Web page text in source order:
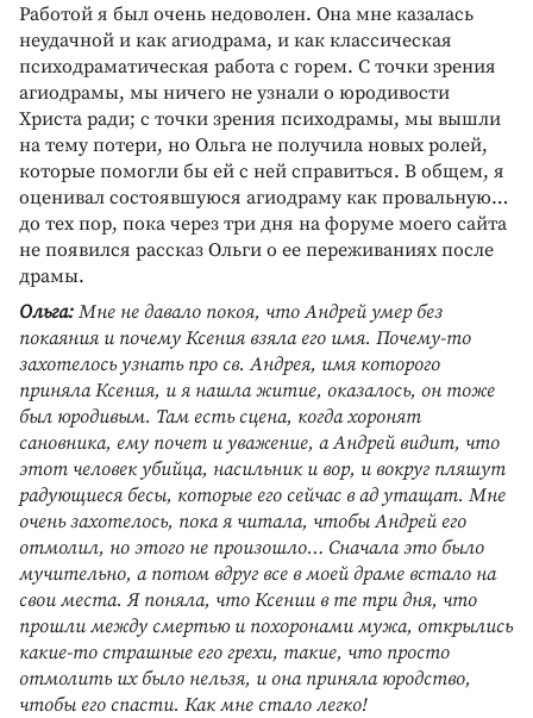
Работой я был очень недоволен. Она мне казалась
неудачной и как агиодрама, и как классическая
психодраматическая работа с горем. С точки зрения
агиодрамы, мы ничего не узнали о юродивости
Христа ради; с точки зрения психодрамы, мы вышли
на тему потери, но Ольга не получила новых ролей,
которые помогли бы ей с ней справиться. В общем, я
оценивал состоявшуюся агиодраму как провальную…
до тех пор, пока через три дня на форуме моего сайта
не появился рассказ Ольги о ее переживаниях после
драмы.
Ольга: Мне не давало покоя, что Андрей умер без
покаяния и почему Ксения взяла его имя. Почему-то
захотелось узнать про св. Андрея, имя которого
приняла Ксения, и я нашла житие, оказалось, он тоже
был юродивым. Там есть сцена, когда хоронят
сановника, ему почет и уважение, а Андрей видит, что
этот человек убийца, насильник и вор, и вокруг пляшут
радующиеся бесы, которые его сейчас в ад утащат. Мне
очень захотелось, пока я читала, чтобы Андрей его
отмолил, но этого не произошло… Сначала это было
мучительно, а потом вдруг все в моей драме встало на
свои места. Я поняла, что Ксении в те три дня, что
прошли между смертью и похоронами мужа, открылись
какие-то страшные его грехи, такие, что просто
отмолить их было нельзя, и она приняла юродство,
чтобы его спасти. Как мне стало легко!